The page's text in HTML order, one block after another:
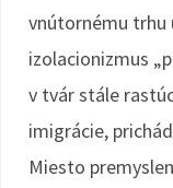
vnútornému trhu
izolacionizmus
v tvár stále
imigrácie,
Miesto